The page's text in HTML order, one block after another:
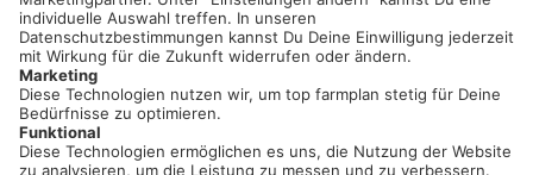
Neue Features, spannende Tipps und hilfreiche Anleitungen!